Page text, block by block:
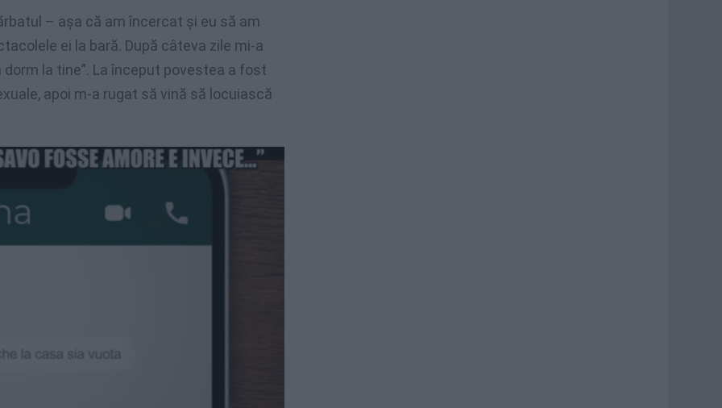
– așa că am încercat și eu să am
ei la bară. După câteva zile mi-a
la tine”. La început povestea a fost
apoi m-a rugat să vină să locuiască